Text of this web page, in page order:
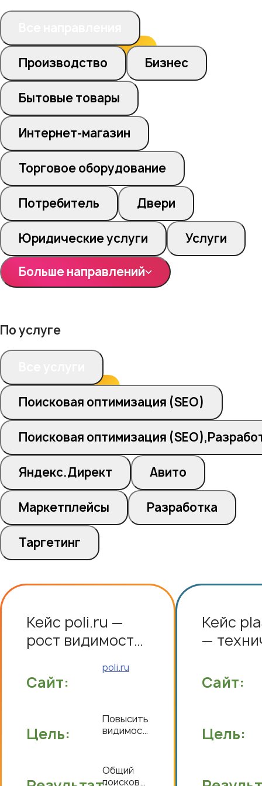
Производство Бизнес
Бытовые товары
Интернет-магазин
Торговое оборудование
Потребитель Двери
Юридические услуги Услуги
Больше направлений
По услуге
Поисковая оптимизация (SEO)
Поисковая оптимизация
Яндекс.Директ Авито
Маркетплейсы Разработка
Таргетинг
Кейс poli.ru —
рост видимости
узкоспециализированном
B2B
Сайт:
poli.ru
Цель:
Повысить
видимость
органический
трафик и
Общий
поисковый
Кейс
—
Сайт:
Цель: